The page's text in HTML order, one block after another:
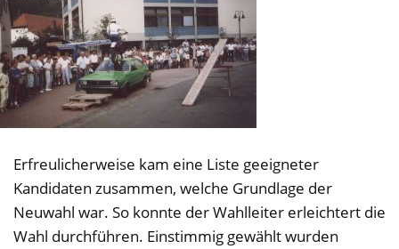
Erfreulicherweise kam eine Liste geeigneter
Kandidaten zusammen, welche Grundlage der
Neuwahl war. So konnte der Wahlleiter erleichtert die
Wahl durchführen. Einstimmig gewählt wurden